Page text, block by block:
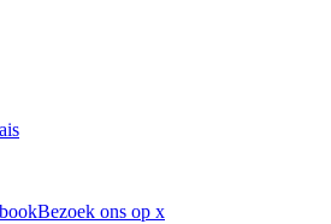
Bezoek ons op x